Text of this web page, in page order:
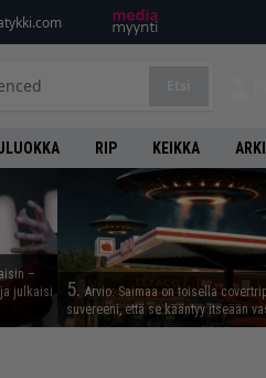
RIP KEIKKA
–
julkaisi
5. Arvio: Saimaa on toisella
suvereeni, että se kääntyy itseään